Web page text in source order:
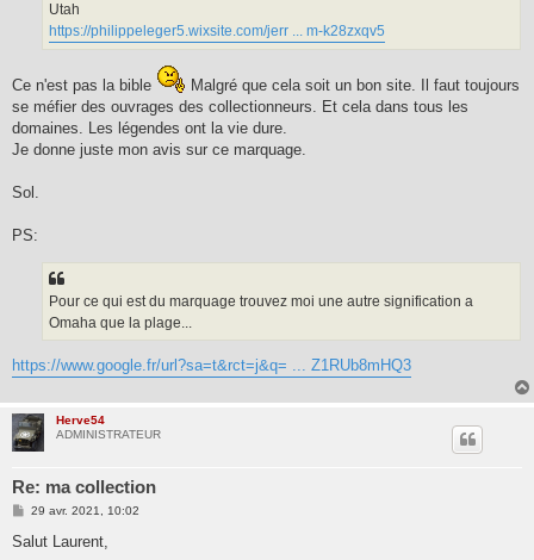
Utah
https://philippeleger5.wixsite.com/jerr ... m-k28zxqv5
Ce n'est pas la bible
Malgré que cela soit un bon site. Il faut toujours
se méfier des ouvrages des collectionneurs. Et cela dans tous les
domaines. Les légendes ont la vie dure.
Je donne juste mon avis sur ce marquage.
Sol.
PS:
Pour ce qui est du marquage trouvez moi une autre signification a
Omaha que la plage...
https://www.google.fr/url?sa=t&rct=j&q= ... Z1RUb8mHQ3
Herve54
ADMINISTRATEUR
Re: ma collection
M
s
29 avr. 2021, 10:02
Salut Laurent,